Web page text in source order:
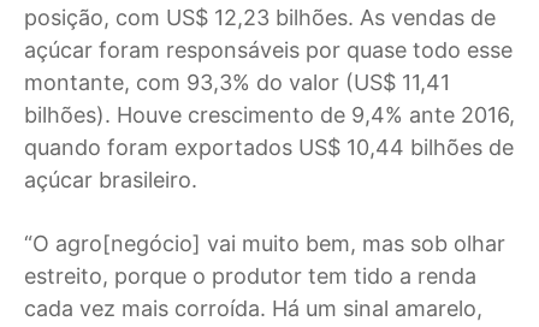
posição, com US$ 12,23 bilhões. As vendas de
açúcar foram responsáveis por quase todo esse
montante, com 93,3% do valor (US$ 11,41
bilhões). Houve crescimento de 9,4% ante 2016,
quando foram exportados US$ 10,44 bilhões de
açúcar brasileiro.
“O agro[negócio] vai muito bem, mas sob olhar
estreito, porque o produtor tem tido a renda
cada vez mais corroída. Há um sinal amarelo,